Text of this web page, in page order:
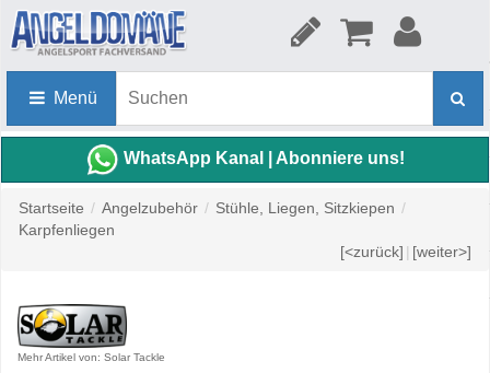
Menü
WhatsApp Kanal | Abonniere uns!
Startseite / Angelzubehör / Stühle, Liegen, Sitzkiepen /
Karpfenliegen
[<zurück] | [weiter>]
Mehr Artikel von: Solar Tackle